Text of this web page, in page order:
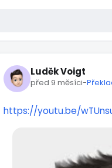
Luděk Voigt
před 9 měsíci-
https://youtu.be/